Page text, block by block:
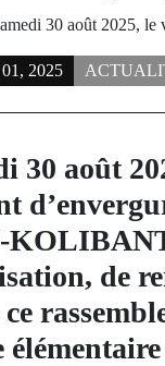
30 août 2025, le
2025
30 août
de